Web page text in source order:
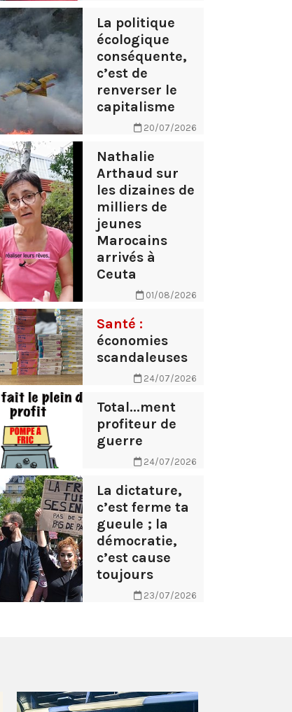
La politique
écologique
conséquente,
c’est de
renverser le
capitalisme
20/07/2026
Nathalie
Arthaud sur
les dizaines de
milliers de
jeunes
Marocains
arrivés à
Ceuta
01/08/2026
Santé :
économies
scandaleuses
24/07/2026
Total...ment
profiteur de
guerre
24/07/2026
La dictature,
c’est ferme ta
gueule ; la
démocratie,
c’est cause
toujours
23/07/2026